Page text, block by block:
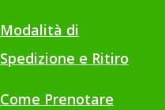
Modalità di
Spedizione e Ritiro
Come Prenotare